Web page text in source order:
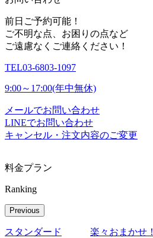
前日ご予約可能！
ご不明な点、お困りの点など
ご遠慮なくご連絡ください！
TEL03-6803-1097
9:00～17:00(年中無休)
メールでお問い合わせ
LINEでお問い合わせ
キャンセル・注文内容のご変更
料金プラン
Ranking
Previous
スタンダード
楽々おまかせ！